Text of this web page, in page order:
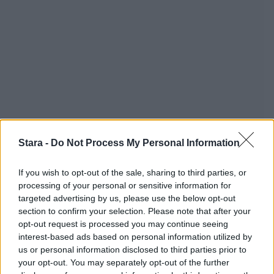
Stara - Do Not Process My Personal Information
If you wish to opt-out of the sale, sharing to third parties, or
processing of your personal or sensitive information for
targeted advertising by us, please use the below opt-out
section to confirm your selection. Please note that after your
opt-out request is processed you may continue seeing
interest-based ads based on personal information utilized by
us or personal information disclosed to third parties prior to
your opt-out. You may separately opt-out of the further
Staran luetuimmat
1